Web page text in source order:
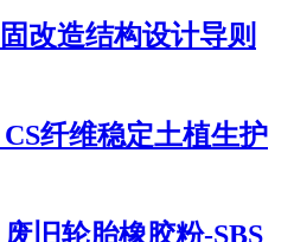
改造结构设计导则
CS纤维稳定土植生护
旧轮胎橡胶粉-SBS